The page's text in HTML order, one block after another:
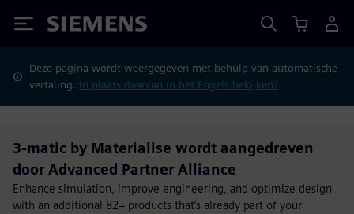
Siemens
Deze pagina wordt weergegeven met behulp van automatische
vertaling. In plaats daarvan in het Engels bekijken?
3-matic by Materialise wordt aangedreven
door Advanced Partner Alliance
Enhance simulation, improve engineering, and optimize design
with an additional 82+ products that’s already part of your